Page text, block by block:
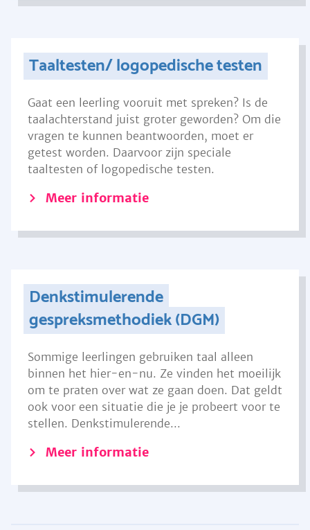
Taaltesten/ logopedische testen
Gaat een leerling vooruit met spreken? Is de
taalachterstand juist groter geworden? Om die
vragen te kunnen beantwoorden, moet er
getest worden. Daarvoor zijn speciale
taaltesten of logopedische testen.
Meer informatie
Denkstimulerende
gespreksmethodiek (DGM)
Sommige leerlingen gebruiken taal alleen
binnen het hier-en-nu. Ze vinden het moeilijk
om te praten over wat ze gaan doen. Dat geldt
ook voor een situatie die je je probeert voor te
stellen. Denkstimulerende...
Meer informatie